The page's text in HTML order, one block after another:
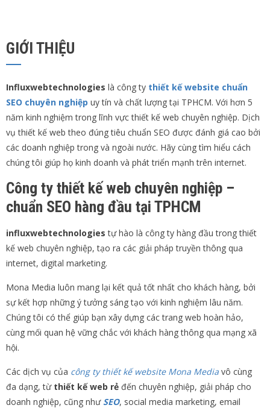
GIỚI THIỆU
Influxwebtechnologies là công ty thiết kế website chuẩn
SEO chuyên nghiệp uy tín và chất lượng tại TPHCM. Với hơn 5
năm kinh nghiệm trong lĩnh vực thiết kế web chuyên nghiệp. Dịch
vụ thiết kế web theo đúng tiêu chuẩn SEO được đánh giá cao bởi
các doanh nghiệp trong và ngoài nước. Hãy cùng tìm hiểu cách
chúng tôi giúp họ kinh doanh và phát triển mạnh trên internet.
Công ty thiết kế web chuyên nghiệp –
chuẩn SEO hàng đầu tại TPHCM
influxwebtechnologies tự hào là công ty hàng đầu trong thiết
kế web chuyên nghiệp, tạo ra các giải pháp truyền thông qua
internet, digital marketing.
Mona Media luôn mang lại kết quả tốt nhất cho khách hàng, bởi
sự kết hợp những ý tưởng sáng tạo với kinh nghiệm lâu năm.
Chúng tôi có thể giúp bạn xây dựng các trang web hoàn hảo,
cùng mối quan hệ vững chắc với khách hàng thông qua mạng xã
hội.
Các dịch vụ của công ty thiết kế website Mona Media vô cùng
đa dạng, từ thiết kế web rẻ đến chuyên nghiệp, giải pháp cho
doanh nghiệp, cũng như SEO, social media marketing, email